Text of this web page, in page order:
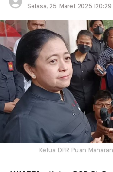
Selasa, 25 Maret 2025 |20:29
Ketua DPR Puan